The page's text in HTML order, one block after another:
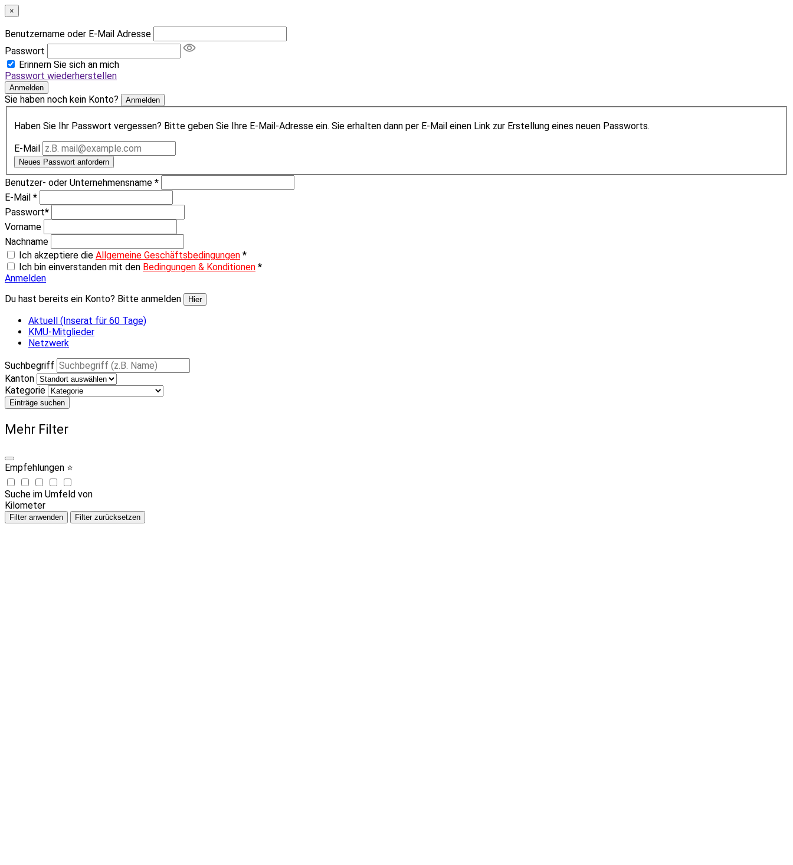
×
Benutzername oder E-Mail Adresse
Passwort
Erinnern Sie sich an mich
Passwort wiederherstellen
Anmelden
Sie haben noch kein Konto? Anmelden
Haben Sie Ihr Passwort vergessen? Bitte geben Sie Ihre E-Mail-Adresse ein. Sie erhalten dann per E-Mail einen Link zur Erstellung eines neuen Passworts.
E-Mail
Neues Passwort anfordern
Benutzer- oder Unternehmensname *
E-Mail *
Passwort*
Vorname
Nachname
Ich akzeptiere die Allgemeine Geschäftsbedingungen *
Ich bin einverstanden mit den Bedingungen & Konditionen *
Anmelden
Du hast bereits ein Konto? Bitte anmelden
Hier
Aktuell (Inserat für 60 Tage)
KMU-Mitglieder
Netzwerk
Suchbegriff
Kanton
Kategorie
Einträge suchen
Mehr Filter
Empfehlungen ⭐
Suche im Umfeld von
Kilometer
Filter anwenden Filter zurücksetzen